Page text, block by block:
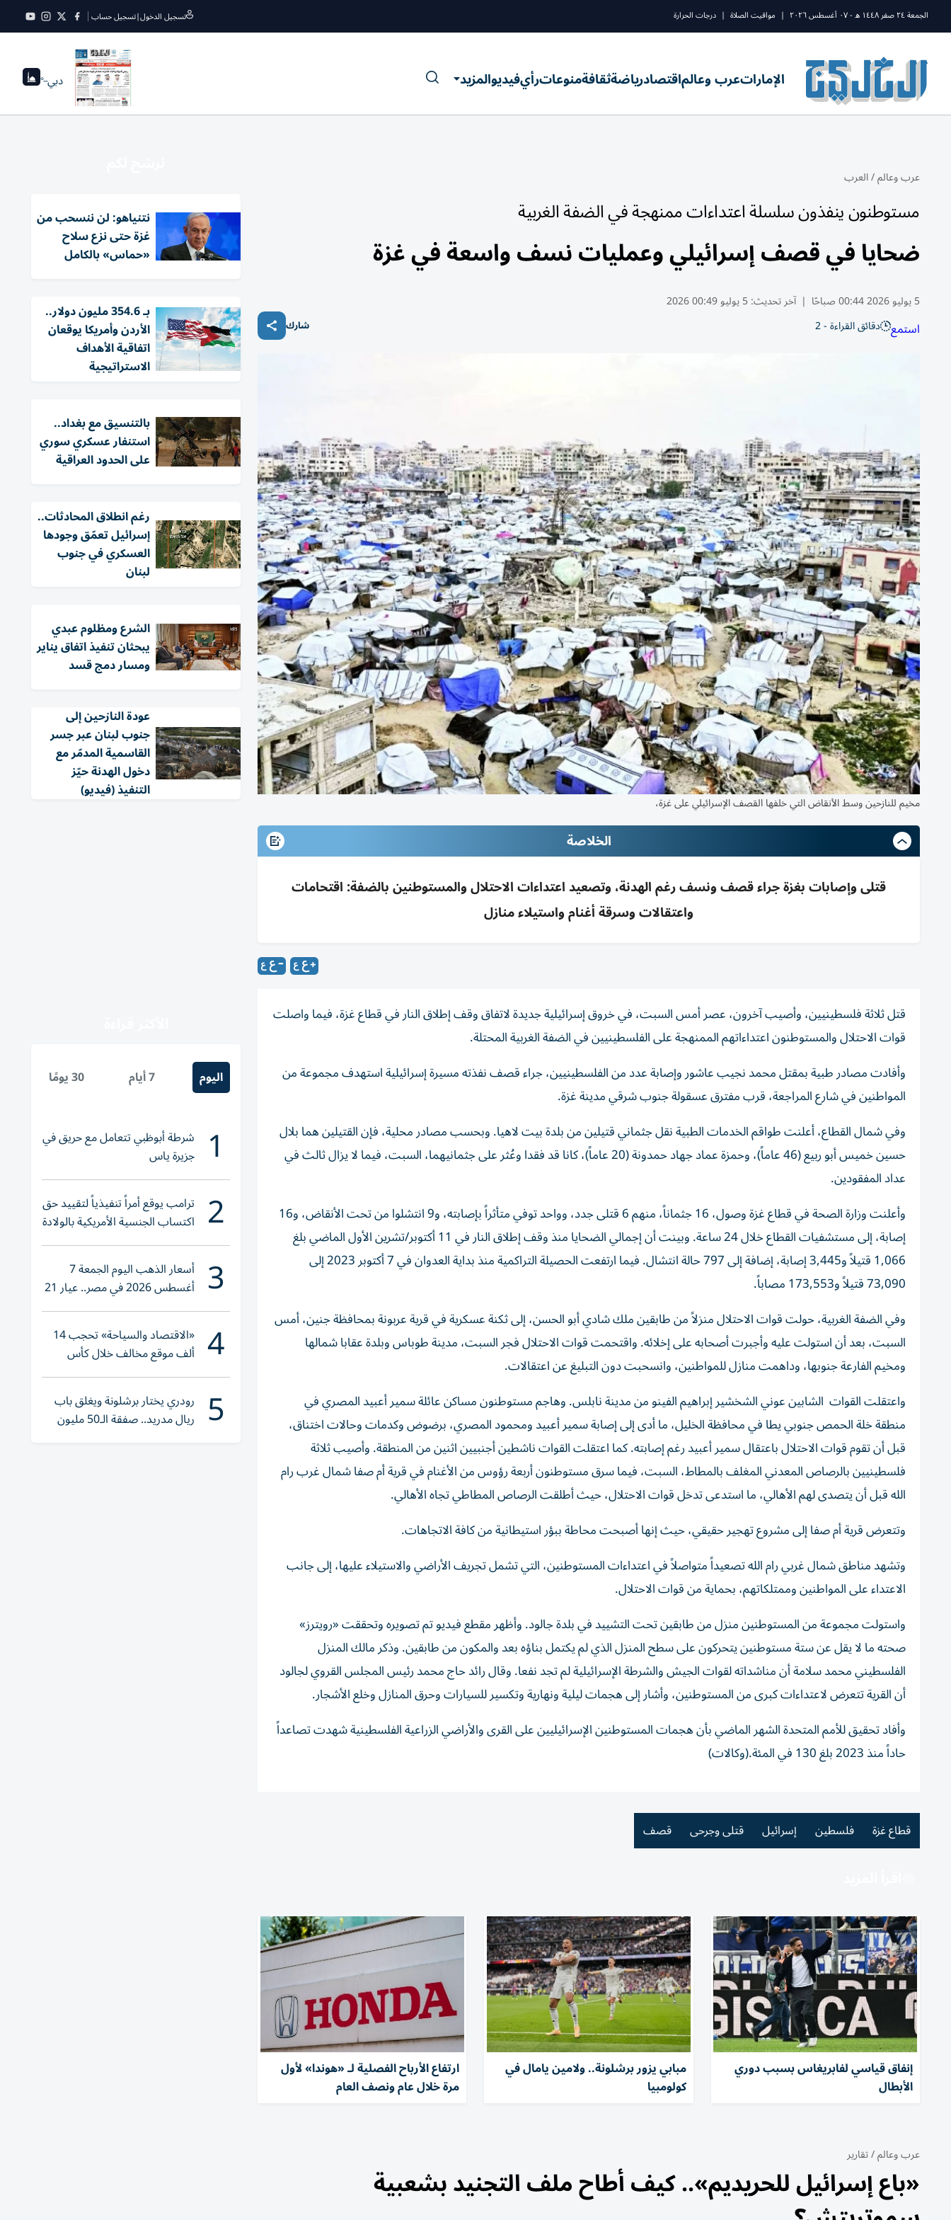
الجمعة ٢٤ صفر ١٤٤٨ ه - ٠٧ أغسطس ٢٠٢٦ | مواقيت الصلاة | درجات الحرارة تسجيل الدخول|تسجيل حساب
الإماراتعرب وعالماقتصادرياضةثقافةمنوعاترأيفيديوالمزيد دبي--°
عرب وعالم/العرب
مستوطنون ينفذون سلسلة اعتداءات ممنهجة في الضفة الغربية
ضحايا في قصف إسرائيلي وعمليات نسف واسعة في غزة
5 يوليو 2026 00:44 صباحًا | آخر تحديث:5 يوليو 00:49 2026
استمع دقائق القراءة - 2 شارك
مخيم للنازحين وسط الأنقاض التي خلفها القصف الإسرائيلي على غزة،
الخلاصة
قتلى وإصابات بغزة جراء قصف ونسف رغم الهدنة، وتصعيد اعتداءات الاحتلال والمستوطنين بالضفة: اقتحامات
واعتقالات وسرقة أغنام واستيلاء منازل
قتل ثلاثة فلسطينيين، وأصيب آخرون، عصر أمس السبت، في خروق إسرائيلية جديدة لاتفاق وقف إطلاق النار في قطاع غزة، فيما واصلت
قوات الاحتلال والمستوطنون اعتداءاتهم الممنهجة على الفلسطينيين في الضفة الغربية المحتلة.
وأفادت مصادر طبية بمقتل محمد نجيب عاشور وإصابة عدد من الفلسطينيين، جراء قصف نفذته مسيرة إسرائيلية استهدف مجموعة من
المواطنين في شارع المراجعة، قرب مفترق عسقولة جنوب شرقي مدينة غزة.
وفي شمال القطاع، أعلنت طواقم الخدمات الطبية نقل جثماني قتيلين من بلدة بيت لاهيا. وبحسب مصادر محلية، فإن القتيلين هما بلال
حسين خميس أبو ربيع (46 عاماً)، وحمزة عماد جهاد حمدونة (20 عاماً)، كانا قد فقدا وعُثر على جثمانيهما، السبت، فيما لا يزال ثالث في
عداد المفقودين.
وأعلنت وزارة الصحة في قطاع غزة وصول، 16 جثماناً، منهم 6 قتلى جدد، وواحد توفي متأثراً بإصابته، و9 انتشلوا من تحت الأنقاض، و16
إصابة، إلى مستشفيات القطاع خلال 24 ساعة. وبينت أن إجمالي الضحايا منذ وقف إطلاق النار في 11 أكتوبر/تشرين الأول الماضي بلغ
1,066 قتيلاً و3,445 إصابة، إضافة إلى 797 حالة انتشال. فيما ارتفعت الحصيلة التراكمية منذ بداية العدوان في 7 أكتوبر 2023 إلى
73,090 قتيلاً و173,553 مصاباً.
وفي الضفة الغربية، حولت قوات الاحتلال منزلاً من طابقين ملك شادي أبو الحسن، إلى ثكنة عسكرية في قرية عربونة بمحافظة جنين، أمس
السبت، بعد أن استولت عليه وأجبرت أصحابه على إخلائه. واقتحمت قوات الاحتلال فجر السبت، مدينة طوباس وبلدة عقابا شمالها
ومخيم الفارعة جنوبها، وداهمت منازل للمواطنين، وانسحبت دون التبليغ عن اعتقالات.
واعتقلت القوات الشابين عوني الشخشير إبراهيم الفينو من مدينة نابلس. وهاجم مستوطنون مساكن عائلة سمير أعبيد المصري في
منطقة خلة الحمص جنوبي يطا في محافظة الخليل، ما أدى إلى إصابة سمير أعبيد ومحمود المصري، برضوض وكدمات وحالات اختناق،
قبل أن تقوم قوات الاحتلال باعتقال سمير أعبيد رغم إصابته. كما اعتقلت القوات ناشطين أجنبيين اثنين من المنطقة. وأصيب ثلاثة
فلسطينيين بالرصاص المعدني المغلف بالمطاط، السبت، فيما سرق مستوطنون أربعة رؤوس من الأغنام في قرية أم صفا شمال غرب رام
الله قبل أن يتصدى لهم الأهالي، ما استدعى تدخل قوات الاحتلال، حيث أطلقت الرصاص المطاطي تجاه الأهالي.
وتتعرض قرية أم صفا إلى مشروع تهجير حقيقي، حيث إنها أصبحت محاطة ببؤر استيطانية من كافة الاتجاهات.
وتشهد مناطق شمال غربي رام الله تصعيداً متواصلاً في اعتداءات المستوطنين، التي تشمل تجريف الأراضي والاستيلاء عليها، إلى جانب
الاعتداء على المواطنين وممتلكاتهم، بحماية من قوات الاحتلال.
واستولت مجموعة من المستوطنين منزل من طابقين تحت التشييد في بلدة جالود. وأظهر ​مقطع فيديو تم تصويره وتحققت «رويترز»
صحته ما لا يقل عن ستة مستوطنين يتحركون على سطح ‌المنزل الذي لم يكتمل بناؤه بعد والمكون ‌من طابقين. وذكر مالك المنزل
الفلسطيني محمد سلامة أن مناشداته لقوات الجيش والشرطة الإسرائيلية لم تجد نفعا. وقال رائد حاج محمد رئيس المجلس القروي لجالود
أن القرية تتعرض لاعتداءات كبرى من المستوطنين، وأشار إلى هجمات ليلية ونهارية وتكسير للسيارات وحرق المنازل وخلع الأشجار.
وأفاد تحقيق للأمم المتحدة الشهر الماضي بأن هجمات المستوطنين الإسرائيليين على القرى والأراضي الزراعية الفلسطينية شهدت تصاعداً
حاداً منذ 2023 بلغ 130 في المئة.(وكالات)
قطاع غزة فلسطين إسرائيل قتلى وجرحى قصف
إنفاق قياسي لفابريغاس بسبب دوري
الأبطال
مبابي يزور برشلونة.. ولامين يامال في
كولومبيا
ارتفاع الأرباح الفصلية لـ «هوندا» لأول
مرة خلال عام ونصف العام
عرب وعالم/تقارير
«باع إسرائيل للحريديم».. كيف أطاح ملف التجنيد بشعبية
نتنياهو: لن ننسحب من
غزة حتى نزع سلاح
«حماس» بالكامل
بـ 354.6 مليون دولار..
الأردن وأمريكا يوقعان
اتفاقية الأهداف
الاستراتيجية
بالتنسيق مع بغداد..
استنفار عسكري سوري
على الحدود العراقية
رغم انطلاق المحادثات..
إسرائيل تعمّق وجودها
العسكري في جنوب
لبنان
الشرع ومظلوم عبدي
يبحثان تنفيذ اتفاق يناير
ومسار دمج قسد
عودة النازحين إلى
جنوب لبنان عبر جسر
القاسمية المدمّر مع
دخول الهدنة حيّز
التنفيذ (فيديو)
اليوم 7 أيام 30 يومًا
1 شرطة أبوظبي تتعامل مع حريق في
جزيرة ياس
2 ترامب يوقع أمراً تنفيذياً لتقييد حق
اكتساب الجنسية الأمريكية بالولادة
3 أسعار الذهب اليوم الجمعة 7
أغسطس 2026 في مصر.. عيار 21
يقترب من هذا الرقم
4 «الاقتصاد والسياحة» تحجب 14
ألف موقع مخالف خلال كأس
العالم 2026
5 رودري يختار برشلونة ويغلق باب
ريال مدريد.. صفقة الـ50 مليون